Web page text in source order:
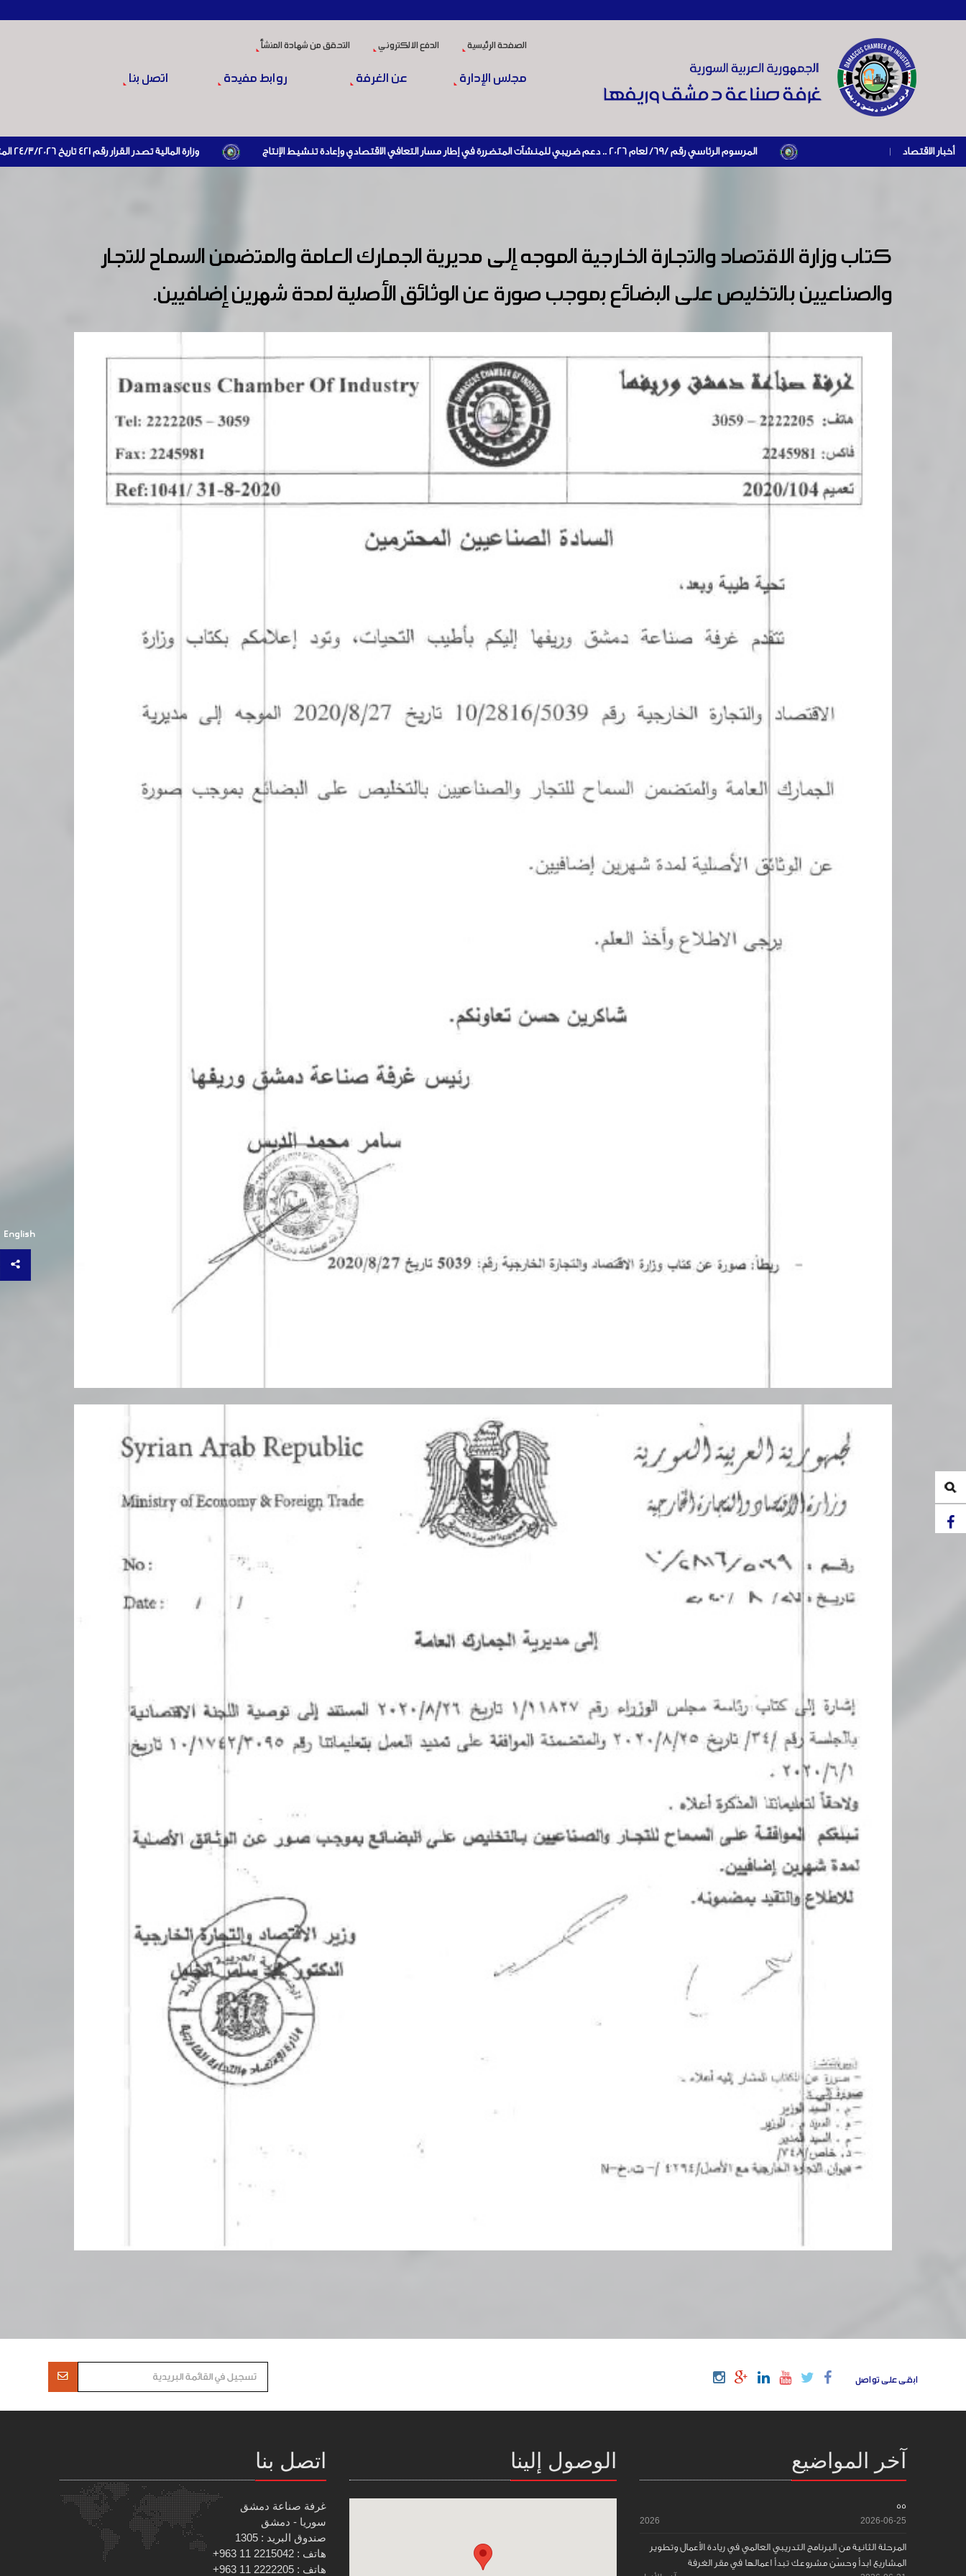
الصفحة الرئيسية الدفع الالكتروني التحقق من شهادة المنشأ
مجلس الإدارة عن الغرفة روابط مفيدة اتصل بنا
أخبار الاقتصاد | المرسوم الرئاسي رقم /69/ لعام 2026 .. دعم ضريبي للمنشآت المتضررة في إطار مسار التعافي الاقتصادي وإعادة تنشيط الإنتاج وزارة المالية تصدر القرار رقم 421 تاريخ 24/3/2026 المتضمن الزام المستوردين بإبراز براءة ذمة مالية سارية صادرة عن الهيئة العامة للضرائب والرسوم أو مديرياتها عند القيام بعمليات الاستيراد
English
كتاب وزارة الاقتصاد والتجارة الخارجية الموجه إلى مديرية الجمارك العامة والمتضمن السماح للتجار
والصناعيين بالتخليص على البضائع بموجب صورة عن الوثائق الأصلية لمدة شهرين إضافيين.
ابقى على تواصل
آخر المواضيع
55
2026-06-25
2026
المرحلة الثانية من البرنامج التدريبي العالمي في ريادة الأعمال وتطوير
المشاريع ابدأ وحسّن مشروعك تبدأ اعمالها في مقر الغرفة
الوصول إلينا اتصل بنا
غرفة صناعة دمشق
سوريا - دمشق
صندوق البريد : 1305
هاتف : 2215042 11 963+
هاتف : 2222205 11 963+